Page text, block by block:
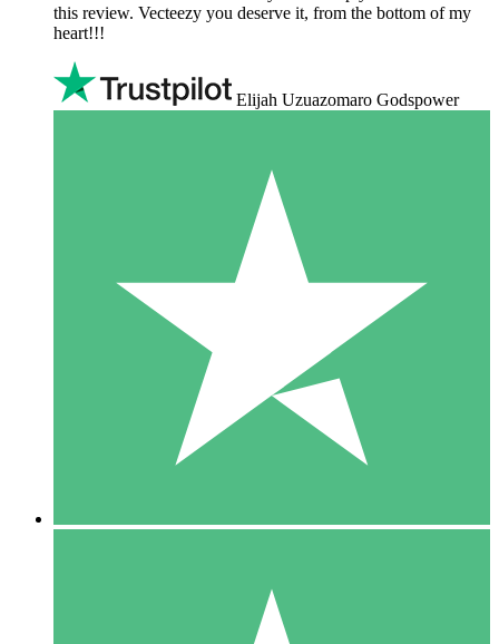
this review. Vecteezy you deserve it, from the bottom of my
heart!!!
Elijah Uzuazomaro Godspower